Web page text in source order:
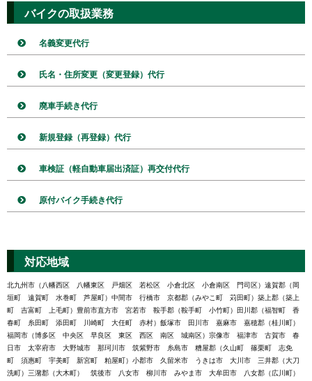
バイクの取扱業務
名義変更代行
氏名・住所変更（変更登録）代行
廃車手続き代行
新規登録（再登録）代行
車検証（軽自動車届出済証）再交付代行
原付バイク手続き代行
対応地域
北九州市（八幡西区 八幡東区 戸畑区 若松区 小倉北区 小倉南区 門司区）遠賀郡（岡
垣町 遠賀町 水巻町 芦屋町）中間市 行橋市 京都郡（みやこ町 苅田町）築上郡（築上
町 吉富町 上毛町）豊前市直方市 宮若市 鞍手郡（鞍手町 小竹町）田川郡（福智町 香
春町 糸田町 添田町 川崎町 大任町 赤村）飯塚市 田川市 嘉麻市 嘉穂郡（桂川町）
福岡市（博多区 中央区 早良区 東区 西区 南区 城南区）宗像市 福津市 古賀市 春
日市 太宰府市 大野城市 那珂川市 筑紫野市 糸島市 糟屋郡（久山町 篠栗町 志免
町 須惠町 宇美町 新宮町 粕屋町）小郡市 久留米市 うきは市 大川市 三井郡（大刀
洗町）三潴郡（大木町） 筑後市 八女市 柳川市 みやま市 大牟田市 八女郡（広川町）